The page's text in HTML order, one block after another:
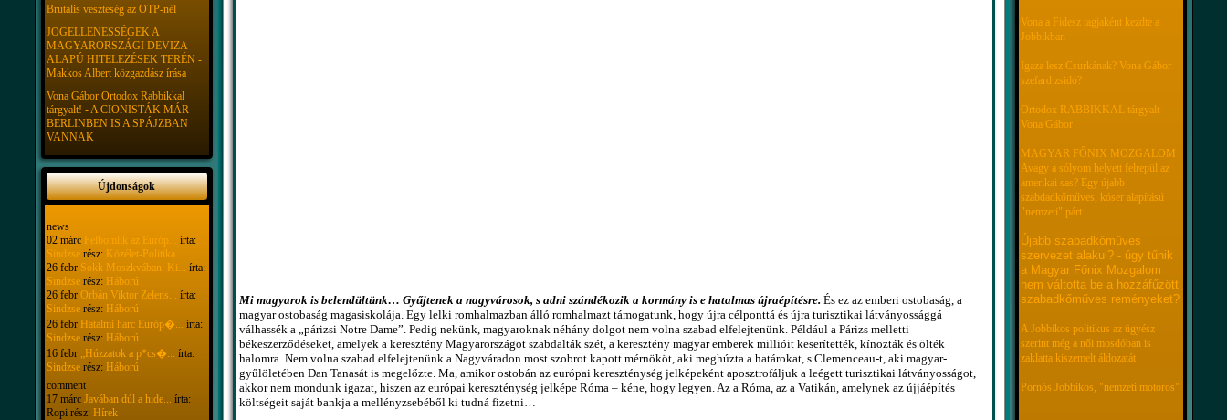
Brutális veszteség az OTP-nél
JOGELLENESSÉGEK A
MAGYARORSZÁGI DEVIZA
ALAPÚ HITELEZÉSEK TERÉN -
Makkos Albert közgazdász írása
Vona Gábor Ortodox Rabbikkal
tárgyalt! - A CIONISTÁK MÁR
BERLINBEN IS A SPÁJZBAN
VANNAK
Újdonságok
news
02 márc Felbomlik az Európ... írta:
Sindzserész: Közélet-Politika
26 febr Sokk Moszkvában: Ki... írta:
Sindzserész: Háború
26 febr Orbán Viktor Zelens... írta:
Sindzserész: Háború
26 febr Hatalmi harc Európ�... írta:
Sindzserész: Háború
16 febr „Húzzatok a p*cs�... írta:
Sindzserész: Háború
comment
17 márc Javában dúl a hide... írta:
Ropi rész: Hírek
Mi magyarok is belendültünk… Gyűjtenek a nagyvárosok, s adni szándékozik a kormány is e hatalmas újraépítésre. És ez az emberi ostobaság, a
magyar ostobaság magasiskolája. Egy lelki romhalmazban álló romhalmazt támogatunk, hogy újra célponttá és újra turisztikai látványossággá
válhassék a „párizsi Notre Dame”. Pedig nekünk, magyaroknak néhány dolgot nem volna szabad elfelejtenünk. Például a Párizs melletti
békeszerződéseket, amelyek a keresztény Magyarországot szabdalták szét, a keresztény magyar emberek millióit keserítették, kínozták és ölték
halomra. Nem volna szabad elfelejtenünk a Nagyváradon most szobrot kapott mérnököt, aki meghúzta a határokat, s Clemenceau-t, aki magyar-
gyűlöletében Dan Tanasát is megelőzte. Ma, amikor ostobán az európai kereszténység jelképeként aposztrofáljuk a leégett turisztikai látványosságot,
akkor nem mondunk igazat, hiszen az európai kereszténység jelképe Róma – kéne, hogy legyen. Az a Róma, az a Vatikán, amelynek az újjáépítés
költségeit saját bankja a mellényzsebéből ki tudná fizetni…
Vona a Fidesz tagjaként kezdte a
Jobbikban
Igaza lesz Csurkának? Vona Gábor
szefard zsidó?
Ortodox RABBIKKAL tárgyalt
Vona Gábor
MAGYAR FŐNIX MOZGALOM
Avagy a sólyom helyett felrepül az
amerikai sas? Egy újabb
szabdadkőműves, kóser alapítású
"nemzeti" párt
Újabb szabadkőműves
szervezet alakul? - úgy tűnik
a Magyar Főnix Mozgalom
nem váltotta be a hozzáfűzött
szabadkőműves reményeket?
A Jobbikos politikus az ügyész
szerint még a női mosdóban is
zaklatta kiszemelt áldozatát
Pornós Jobbikos, "nemzeti motoros"